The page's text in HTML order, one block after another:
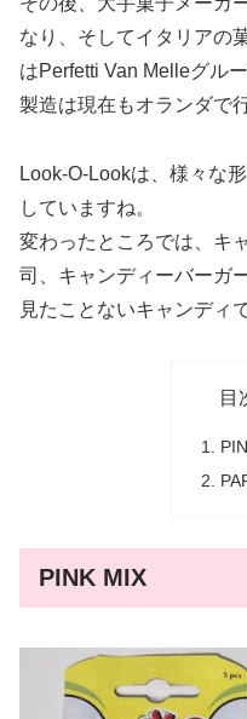
なり、そしてイタリアの
はPerfetti Van Melleグル
製造は現在もオランダで
Look-O-Lookは、様々な
していますね。
変わったところでは、キ
司、キャンディーバーガ
見たことないキャンディ
目
PINK MIX